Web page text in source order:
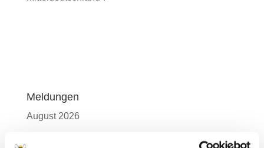
Meldungen
August 2026